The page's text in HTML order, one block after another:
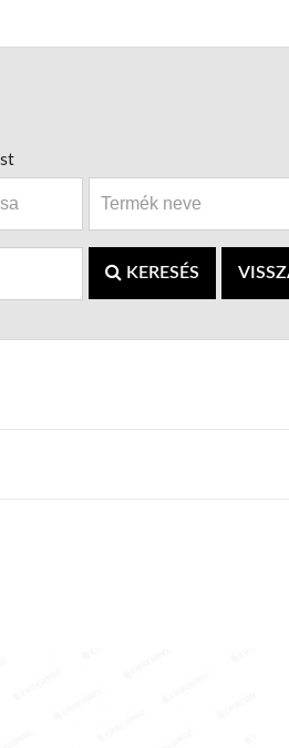
KERESÉS